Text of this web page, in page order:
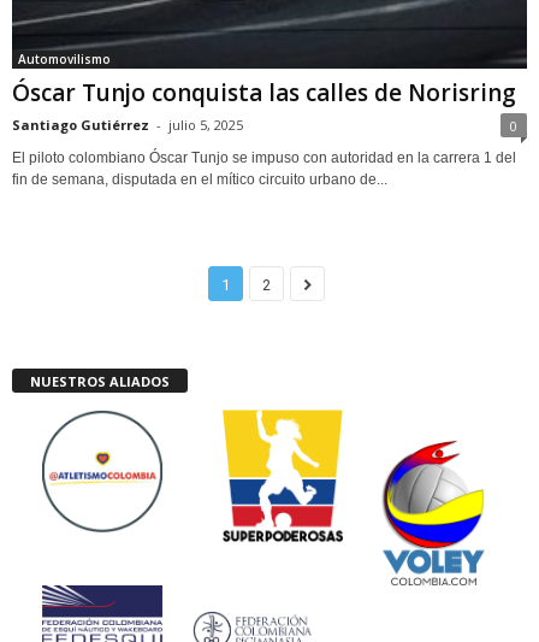
Automovilismo
Óscar Tunjo conquista las calles de Norisring
Santiago Gutiérrez - julio 5, 2025 0
El piloto colombiano Óscar Tunjo se impuso con autoridad en la carrera 1 del
fin de semana, disputada en el mítico circuito urbano de...
1 2
NUESTROS ALIADOS